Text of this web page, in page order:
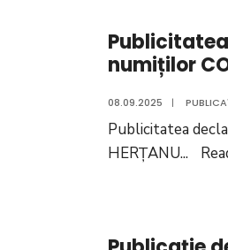
numiților
08.09.2025 |
Publicitatea
HERȚANU...